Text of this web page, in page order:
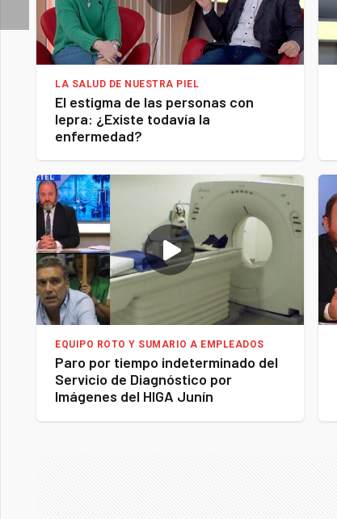
LA SALUD DE NUESTRA PIEL
El estigma de las personas con
lepra: ¿Existe todavía la
enfermedad?
EQUIPO ROTO Y SUMARIO A EMPLEADOS
Paro por tiempo indeterminado del
Servicio de Diagnóstico por
Imágenes del HIGA Junín